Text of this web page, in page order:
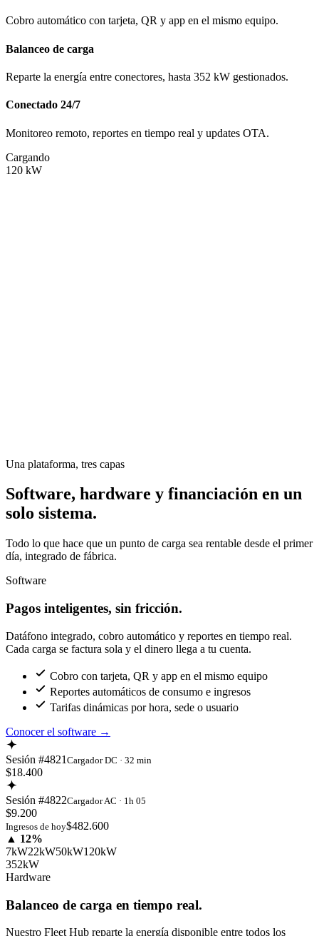
Cobro automático con tarjeta, QR y app en el mismo equipo.
Balanceo de carga
Reparte la energía entre conectores, hasta 352 kW gestionados.
Conectado 24/7
Monitoreo remoto, reportes en tiempo real y updates OTA.
Cargando
120 kW
Una plataforma, tres capas
Software, hardware y financiación en un
solo sistema.
Todo lo que hace que un punto de carga sea rentable desde el primer
día, integrado de fábrica.
Software
Pagos inteligentes, sin fricción.
Datáfono integrado, cobro automático y reportes en tiempo real.
Cada carga se factura sola y el dinero llega a tu cuenta.
Cobro con tarjeta, QR y app en el mismo equipo
Reportes automáticos de consumo e ingresos
Tarifas dinámicas por hora, sede o usuario
Conocer el software →
Sesión #4821 Cargador DC · 32 min
$18.400
Sesión #4822Cargador AC · 1h 05
$9.200
Ingresos de hoy$482.600
▲ 12%
7kW22kW50kW120kW
352kW
Hardware
Balanceo de carga en tiempo real.
Nuestro Fleet Hub reparte la energía disponible entre todos los